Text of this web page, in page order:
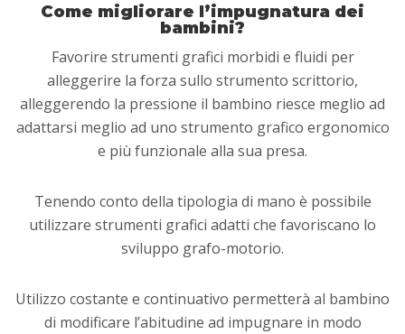
Come migliorare l’impugnatura dei
bambini?
Favorire strumenti grafici morbidi e fluidi per
alleggerire la forza sullo strumento scrittorio,
alleggerendo la pressione il bambino riesce meglio ad
adattarsi meglio ad uno strumento grafico ergonomico
e più funzionale alla sua presa.
Tenendo conto della tipologia di mano è possibile
utilizzare strumenti grafici adatti che favoriscano lo
sviluppo grafo-motorio.
Utilizzo costante e continuativo permetterà al bambino
di modificare l’abitudine ad impugnare in modo